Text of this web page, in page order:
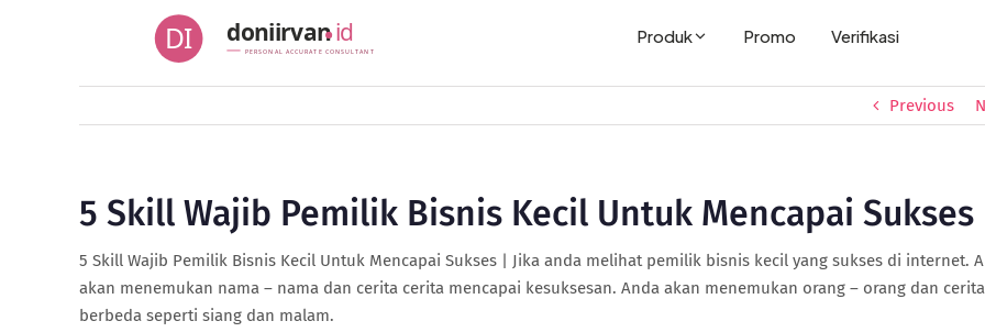
DI doniirvanid
PERSONAL ACCURATE CONSULTANT
Produk Promo Verifikasi
Previous
5 Skill Wajib Pemilik Bisnis Kecil Untuk Mencapai Sukses
5 Skill Wajib Pemilik Bisnis Kecil Untuk Mencapai Sukses | Jika anda melihat pemilik bisnis kecil yang sukses di internet.
akan menemukan nama – nama dan cerita cerita mencapai kesuksesan. Anda akan menemukan orang – orang dan
berbeda seperti siang dan malam.